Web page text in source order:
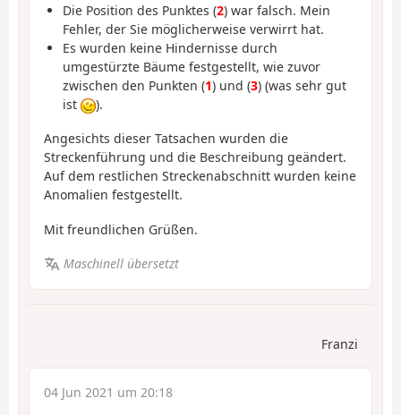
Die Position des Punktes (2) war falsch. Mein
Fehler, der Sie möglicherweise verwirrt hat.
Es wurden keine Hindernisse durch
umgestürzte Bäume festgestellt, wie zuvor
zwischen den Punkten (1) und (3) (was sehr gut
ist
).
Angesichts dieser Tatsachen wurden die
Streckenführung und die Beschreibung geändert.
Auf dem restlichen Streckenabschnitt wurden keine
Anomalien festgestellt.
Mit freundlichen Grüßen.
Maschinell übersetzt
Franzi
04 Jun 2021 um 20:18